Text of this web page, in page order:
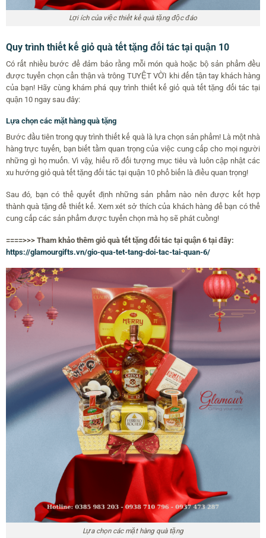
Lợi ích của việc thiết kế quà tặng độc đáo
Quy trình thiết kế giỏ quà tết tặng đối tác tại quận 10
Có rất nhiều bước để đảm bảo rằng mỗi món quà hoặc bộ sản phẩm đều
được tuyển chọn cẩn thận và trông TUYỆT VỜI khi đến tận tay khách hàng
của bạn! Hãy cùng khám phá quy trình thiết kế giỏ quà tết tặng đối tác tại
quận 10 ngay sau đây:
Lựa chọn các mặt hàng quà tặng
Bước đầu tiên trong quy trình thiết kế quà là lựa chọn sản phẩm! Là một nhà
hàng trực tuyến, bạn biết tầm quan trọng của việc cung cấp cho mọi người
những gì họ muốn. Vì vậy, hiểu rõ đối tượng mục tiêu và luôn cập nhật các
xu hướng giỏ quà tết tặng đối tác tại quận 10 phổ biến là điều quan trọng!
Sau đó, bạn có thể quyết định những sản phẩm nào nên được kết hợp
thành quà tặng để thiết kế. Xem xét sở thích của khách hàng để bạn có thể
cung cấp các sản phẩm được tuyển chọn mà họ sẽ phát cuồng!
====>>> Tham khảo thêm giỏ quà tết tặng đối tác tại quận 6 tại đây:
https://glamourgifts.vn/gio-qua-tet-tang-doi-tac-tai-quan-6/
Lựa chọn các mặt hàng quà tặng